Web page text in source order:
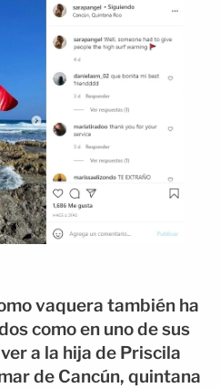
vaquera también ha
como en uno de sus
a la hija de Priscila
de Cancún, quintana